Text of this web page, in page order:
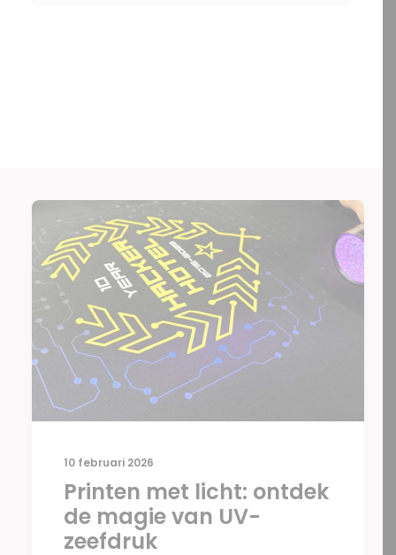
10 februari 2026
Printen met licht: ontdek
de magie van UV-
zeefdruk